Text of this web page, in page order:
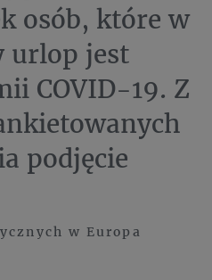
osób, które w
urlop jest
COVID-19. Z
podjęcie
w Europa